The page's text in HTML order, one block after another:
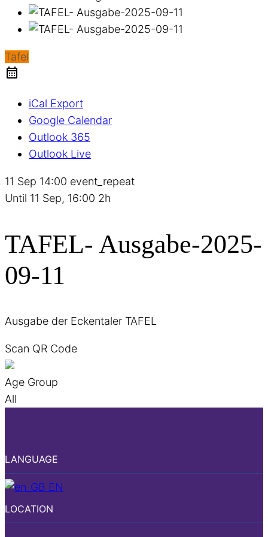
Tafel
iCal Export
Google Calendar
Outlook 365
Outlook Live
11 Sep 14:00 event_repeat
Until 11 Sep, 16:00 2h
TAFEL- Ausgabe-2025-
09-11
Ausgabe der Eckentaler TAFEL
Scan QR Code
Age Group
All
LANGUAGE
EN
LOCATION